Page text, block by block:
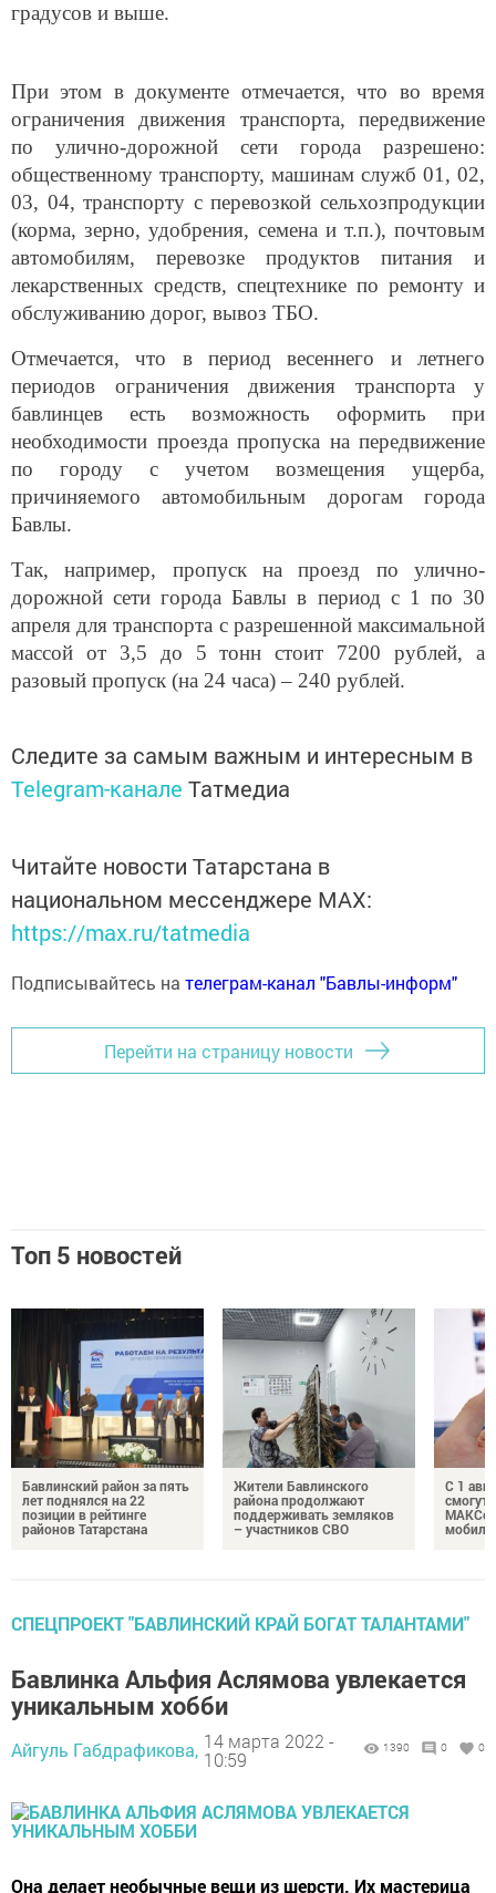
градусов и выше.
При этом в документе отмечается, что во время
ограничения движения транспорта, передвижение
по улично-дорожной сети города разрешено:
общественному транспорту, машинам служб 01, 02,
03, 04, транспорту с перевозкой сельхозпродукции
(корма, зерно, удобрения, семена и т.п.), почтовым
автомобилям, перевозке продуктов питания и
лекарственных средств, спецтехнике по ремонту и
обслуживанию дорог, вывоз ТБО.
Отмечается, что в период весеннего и летнего
периодов ограничения движения транспорта у
бавлинцев есть возможность оформить при
необходимости проезда пропуска на передвижение
по городу с учетом возмещения ущерба,
причиняемого автомобильным дорогам города
Бавлы.
Так, например, пропуск на проезд по улично-
дорожной сети города Бавлы в период с 1 по 30
апреля для транспорта с разрешенной максимальной
массой от 3,5 до 5 тонн стоит 7200 рублей, а
разовый пропуск (на 24 часа) – 240 рублей.
Следите за самым важным и интересным в
Telegram-канале Татмедиа
Читайте новости Татарстана в
национальном мессенджере MАХ:
https://max.ru/tatmedia
Подписывайтесь на телеграм-канал "Бавлы-информ"
Перейти на страницу новости
Топ 5 новостей
Бавлинский район за пять
лет поднялся на 22
позиции в рейтинге
районов Татарстана
Жители Бавлинского
района продолжают
поддерживать земляков
– участников СВО
С 1
смогут
МАКСом
СПЕЦПРОЕКТ "БАВЛИНСКИЙ КРАЙ БОГАТ ТАЛАНТАМИ"
Бавлинка Альфия Аслямова увлекается
уникальным хобби
Айгуль Габдрафикова, 14 марта 2022 -
10:59
1390 0 0
Она делает необычные вещи из шерсти. Их мастерица